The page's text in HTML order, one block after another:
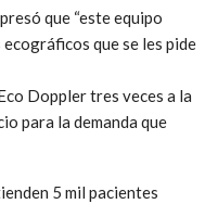
que “este equipo
que se les pide
Doppler tres veces a la
para la demanda que
5 mil pacientes